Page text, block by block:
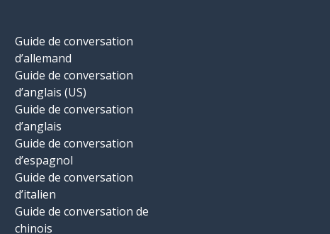
Guide de conversation
d’allemand
Guide de conversation
d’anglais (US)
Guide de conversation
d’anglais
Guide de conversation
d’espagnol
Guide de conversation
d’italien
Guide de conversation de
chinois